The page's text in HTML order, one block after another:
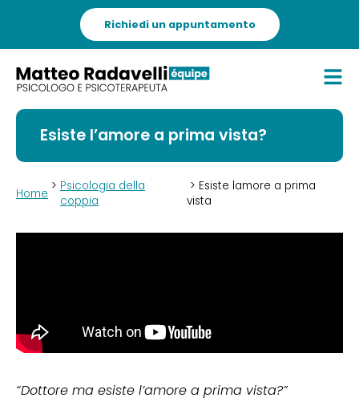
Richiedi un appuntamento
Esiste l’amore a prima vista?
Home > Psicologia della
coppia
> Esiste lamore a prima
vista
“Dottore ma esiste l’amore a prima vista?”